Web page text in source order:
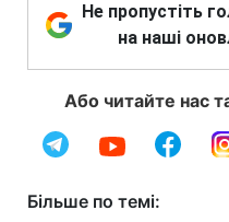
Не пропустіть
на наші
Або читайте нас
Більше по темі: